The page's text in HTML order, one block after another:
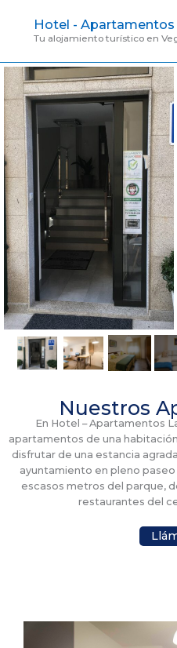
contenido
Hotel - Apartamentos
Tu alojamiento turístico en
Nuestros
En Hotel – Apartamentos
apartamentos de una
disfrutar de una estancia
ayuntamiento en pleno paseo
escasos metros del parque,
restaurantes del